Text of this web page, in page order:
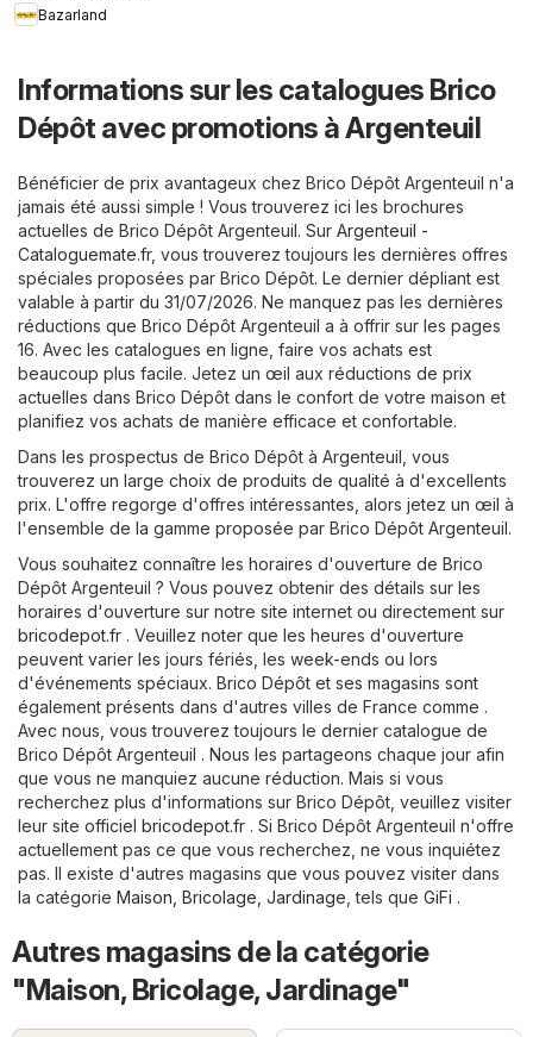
Bazarland
Informations sur les catalogues Brico
Dépôt avec promotions à Argenteuil
Bénéficier de prix avantageux chez Brico Dépôt Argenteuil n'a
jamais été aussi simple ! Vous trouverez ici les brochures
actuelles de Brico Dépôt Argenteuil. Sur Argenteuil -
Cataloguemate.fr, vous trouverez toujours les dernières offres
spéciales proposées par Brico Dépôt. Le dernier dépliant est
valable à partir du 31/07/2026. Ne manquez pas les dernières
réductions que Brico Dépôt Argenteuil a à offrir sur les pages
16. Avec les catalogues en ligne, faire vos achats est
beaucoup plus facile. Jetez un œil aux réductions de prix
actuelles dans Brico Dépôt dans le confort de votre maison et
planifiez vos achats de manière efficace et confortable.
Dans les prospectus de Brico Dépôt à Argenteuil, vous
trouverez un large choix de produits de qualité à d'excellents
prix. L'offre regorge d'offres intéressantes, alors jetez un œil à
l'ensemble de la gamme proposée par Brico Dépôt Argenteuil.
Vous souhaitez connaître les horaires d'ouverture de Brico
Dépôt Argenteuil ? Vous pouvez obtenir des détails sur les
horaires d'ouverture sur notre site internet ou directement sur
bricodepot.fr . Veuillez noter que les heures d'ouverture
peuvent varier les jours fériés, les week-ends ou lors
d'événements spéciaux. Brico Dépôt et ses magasins sont
également présents dans d'autres villes de France comme .
Avec nous, vous trouverez toujours le dernier catalogue de
Brico Dépôt Argenteuil . Nous les partageons chaque jour afin
que vous ne manquiez aucune réduction. Mais si vous
recherchez plus d'informations sur Brico Dépôt, veuillez visiter
leur site officiel bricodepot.fr . Si Brico Dépôt Argenteuil n'offre
actuellement pas ce que vous recherchez, ne vous inquiétez
pas. Il existe d'autres magasins que vous pouvez visiter dans
la catégorie Maison, Bricolage, Jardinage , tels que GiFi .
Autres magasins de la catégorie
"Maison, Bricolage, Jardinage"